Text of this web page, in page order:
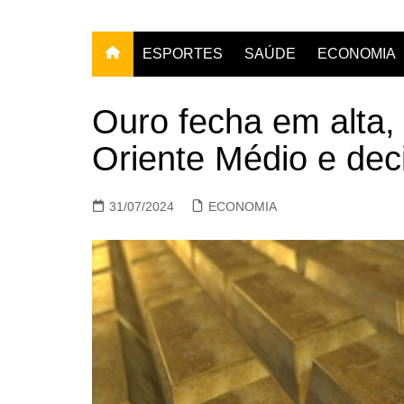
ESPORTES SAÚDE ECONOMIA
Ouro fecha em
Oriente Médio e
31/07/2024 ECONOMIA